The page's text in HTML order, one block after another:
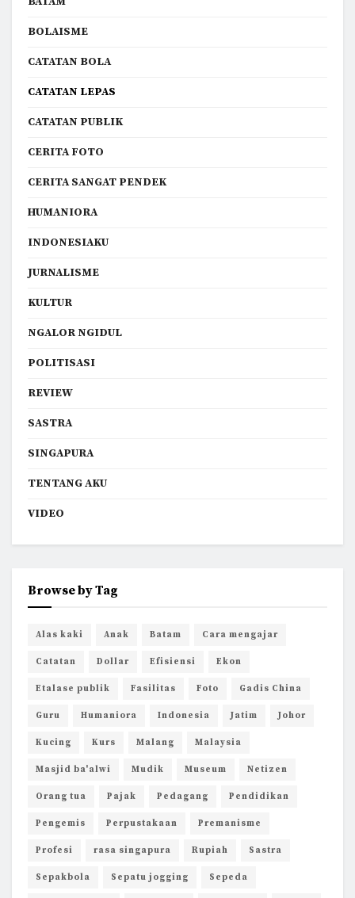
BOLAISME
CATATAN BOLA
CATATAN LEPAS
CATATAN PUBLIK
CERITA FOTO
CERITA SANGAT PENDEK
HUMANIORA
INDONESIAKU
JURNALISME
KULTUR
NGALOR NGIDUL
POLITISASI
REVIEW
SASTRA
SINGAPURA
TENTANG AKU
VIDEO
Browse by Tag
Alas kaki Anak Batam Cara mengajar
Catatan Dollar Efisiensi Ekon
Etalase publik Fasilitas Foto Gadis China
Guru Humaniora Indonesia Jatim Johor
Kucing Kurs Malang Malaysia
Masjid ba'alwi Mudik Museum Netizen
Orang tua Pajak Pedagang Pendidikan
Pengemis Perpustakaan Premanisme
Profesi rasa singapura Rupiah Sastra
Sepakbola Sepatu jogging Sepeda